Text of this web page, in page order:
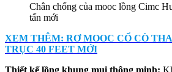
Chân chống của mooc lồng Cimc
tấn mới
XEM THÊM: RƠ MOOC CỔ CÒ
TRỤC 40 FEET MỚI
Thiết kế lồng khung mui thông minh: